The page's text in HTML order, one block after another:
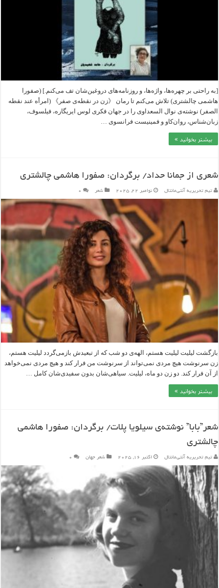
[به راحتی بر چهره‌ها، واژه‌ها، و روزنامه‌های دروغین‌شان تف می‌کنم.] (صفورا
هاشمی چالشتری) تلاش می‌کنم تا رمان 《زن در نقطه‌ی صفر》 (امرأه عند نقطه
الصفر) نوشته‌ی نوال السعداوی را در جهان فکری لوس ایریگاره، فیلسوف،
زبان‌شناس، روان‌کاو و فمینیست فرانسوی …
بیشتر بخوانید »
شعری از جمانا حداد/ برگردان: صفورا هاشمی چالشتری
تیم تحریریه آنتی‌مانتال نوامبر 22, 2025 شعر ۰
بازگشت لیلیت لیلیت هستم، الهه‌ی دو شب که از تبعیدش بازمی‌گردد لیلیت هستم،
زن سرنوشت هیچ مردی نمی‌تواند از سرنوشت من فرار کند و هیچ مردی نمی‌خواهد
از آن فرار کند. دو زن دو ماه، لیلیت. سیاهی‌شان بدون سفیدی‌شان کامل …
بیشتر بخوانید »
شعر”بابا” نوشته‌ی سیلویا پلات/ برگردان: صفورا هاشمی
چالشتری
تیم تحریریه آنتی‌مانتال اکتبر 16, 2025 شعر جهان ۰